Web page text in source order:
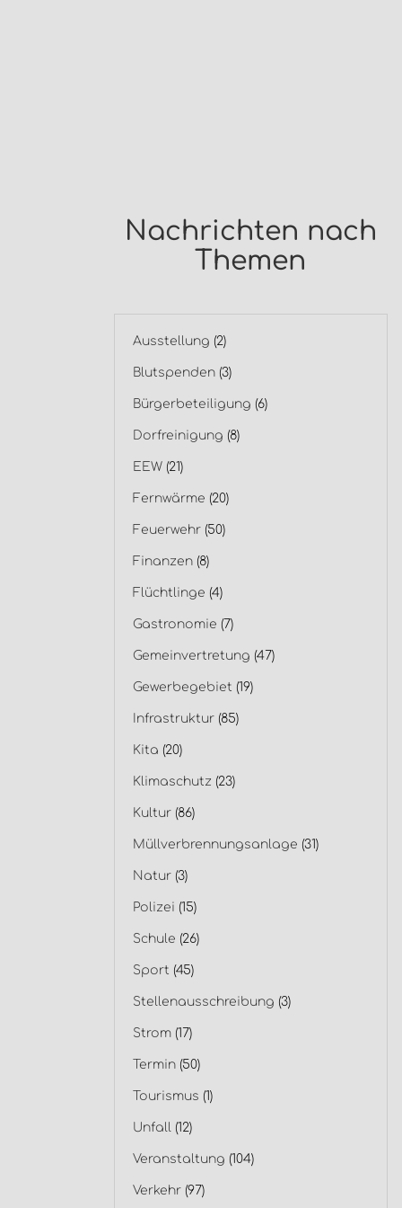
Nachrichten nach
Themen
Ausstellung (2)
Blutspenden(3)
Bürgerbeteiligung (6)
Dorfreinigung (8)
EEW(21)
Fernwärme (20)
Feuerwehr(50)
Finanzen(8)
Flüchtlinge (4)
Gastronomie (7)
Gemeinvertretung (47)
Gewerbegebiet (19)
Infrastruktur(85)
Kita (20)
Klimaschutz (23)
Kultur(86)
Müllverbrennungsanlage (31)
Natur(3)
Polizei (15)
Schule (26)
Sport (45)
Stellenausschreibung (3)
Strom(17)
Termin(50)
Tourismus (1)
Unfall (12)
Veranstaltung (104)
Verkehr(97)